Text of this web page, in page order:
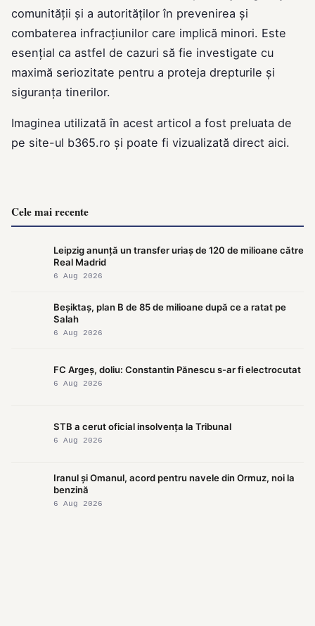
comunității și a autorităților în prevenirea și
combaterea infracțiunilor care implică minori. Este
esențial ca astfel de cazuri să fie investigate cu
maximă seriozitate pentru a proteja drepturile și
siguranța tinerilor.
Imaginea utilizată în acest articol a fost preluata de
pe site-ul b365.ro și poate fi vizualizată direct aici.
Cele mai recente
Leipzig anunță un transfer uriaș de 120 de milioane către
Real Madrid
6 Aug 2026
Beșiktaș, plan B de 85 de milioane după ce a ratat pe
Salah
6 Aug 2026
FC Argeș, doliu: Constantin Pănescu s-ar fi electrocutat
6 Aug 2026
STB a cerut oficial insolvența la Tribunal
6 Aug 2026
Iranul și Omanul, acord pentru navele din Ormuz, noi la
benzină
6 Aug 2026